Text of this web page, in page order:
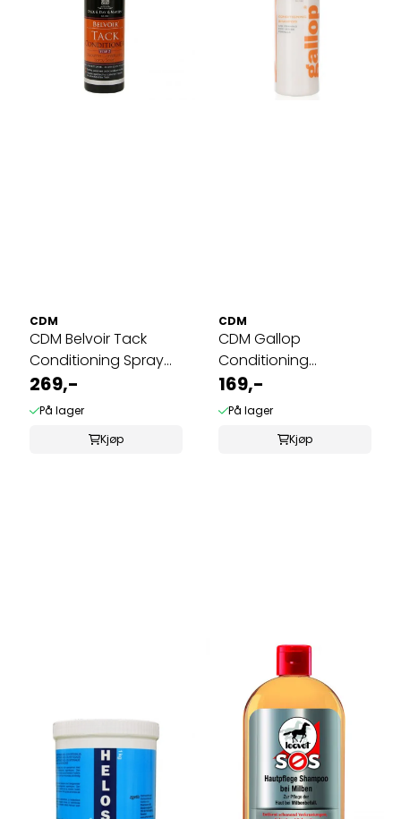
CDM
CDM Belvoir Tack
Conditioning Spray
Step 2
269,-
På lager
Kjøp
CDM
CDM Gallop
Conditioning
Shampoo, 500ml
169,-
På lager
Kjøp